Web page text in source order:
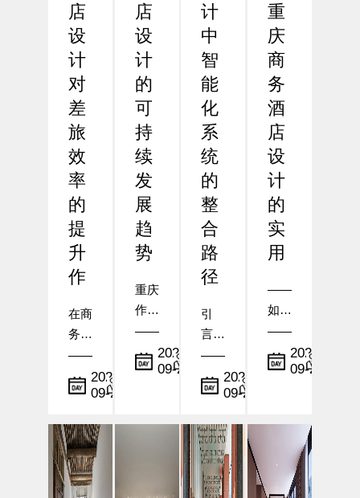
店
设
计
对
差
旅
效
率
的
提
升
作
在商
务出
行需
求日
益增
背景
下，
差旅
效率
2025-
09-24
店
设
计
的
可
持
续
发
展
趋
势
重庆
作为
中国
西南
地区
2025-
09-23
计
中
智
能
化
系
统
的
整
合
路
径
引
言：
从传
统到
智
酒店
设计
的数
字化
2025-
09-23
重
庆
商
务
酒
店
设
计
的
实
用
——
如何
在布
局与
设施
人性
化设
2025-
09-22